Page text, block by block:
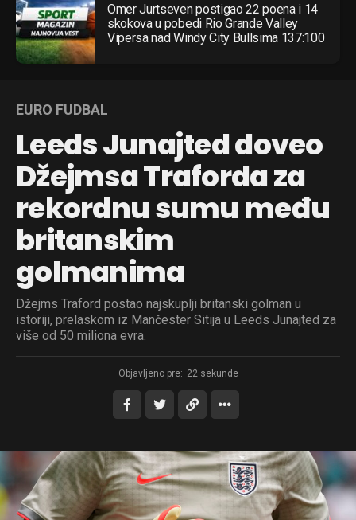
Omer Jurtseven postigao 22 poena i 14
skokova u pobedi Rio Grande Valley
Vipersa nad Windy City Bullsima 137:100
EURO FUDBAL
Leeds Junajted doveo
Džejmsa Traforda za
rekordnu sumu među
britanskim
golmanima
Džejms Traford postao najskuplji britanski golman u
istoriji, prelaskom iz Mančester Sitija u Leeds Junajted za
više od 50 miliona evra.
Objavljeno pre: 22 sekunde